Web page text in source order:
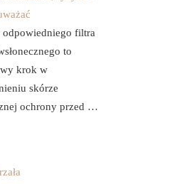
odpowiedniego filtra
to
krok w
skórze
ochrony przed …